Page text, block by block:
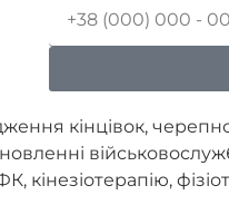
кінцівок,
кінезіотерапію,